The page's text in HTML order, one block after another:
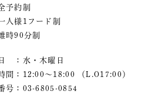
予約制
人様1フード制
時90分制
：水・木曜日
間：12:00〜18:00 （L.O17:00）
号：03-6805-0854